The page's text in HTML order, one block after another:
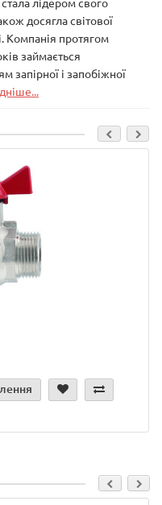
досягла світової
Компанія протягом
займається
запірної і запобіжної